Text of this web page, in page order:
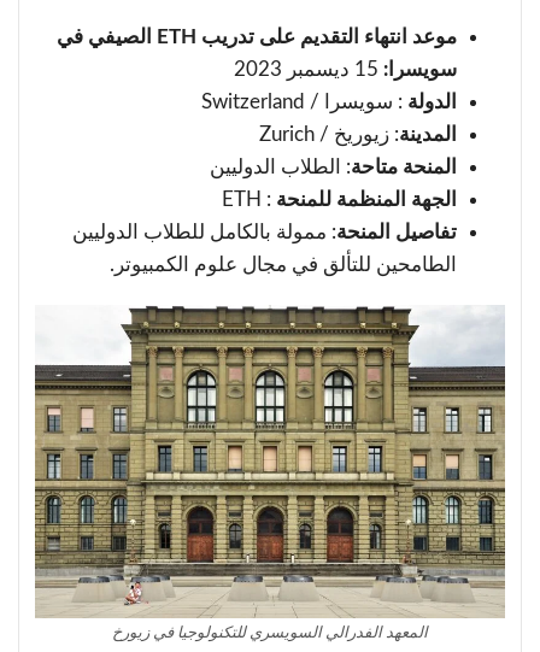
موعد انتهاء التقديم على تدريب ETH الصيفي في
سويسرا: 15 ديسمبر 2023
الدولة : سويسرا / Switzerland
المدينة: زيوريخ / Zurich
المنحة متاحة: الطلاب الدوليين
الجهة المنظمة للمنحة : ETH
تفاصيل المنحة: ممولة بالكامل للطلاب الدوليين
الطامحين للتألق في مجال علوم الكمبيوتر.
المعهد الفدرالي السويسري للتكنولوجيا في زيورخ